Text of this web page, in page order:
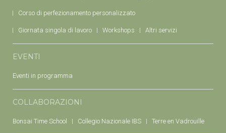
Corso di perfezionamento personalizzato
Giornata singola di lavoro Workshops Altri servizi
EVENTI
Eventi in programma
COLLABORAZIONI
Bonsai Time School Collegio Nazionale IBS Terre en Vadrouille